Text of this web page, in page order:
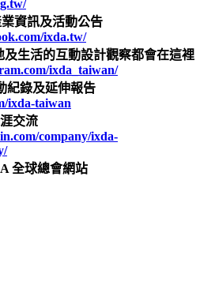
資訊及活動公告
ixda.tw/
及生活的互動設計觀察都會在這裡
ixda_taiwan/
紀錄及延伸報告
ixda-taiwan
交流
company/ixda-
全球總會網站